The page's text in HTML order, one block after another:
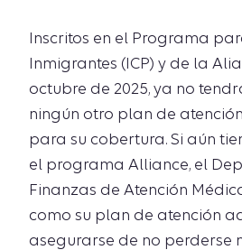
Inscritos en el Programa
Inmigrantes (ICP) y de la
octubre de 2025, ya no
ningún otro plan de
para su cobertura. Si aún
el programa Alliance, el
Finanzas de Atención
como su plan de atención
asegurarse de no perderse